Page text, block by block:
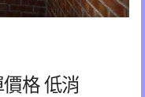
格 低消